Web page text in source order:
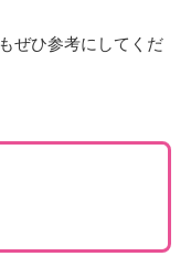
ぜひ参考にしてくだ